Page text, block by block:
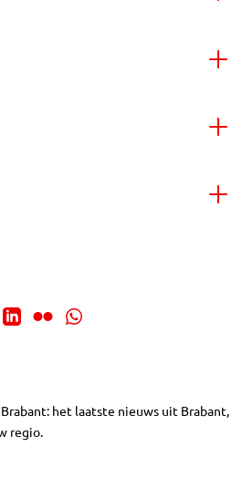
het laatste nieuws uit Brabant,
regio.